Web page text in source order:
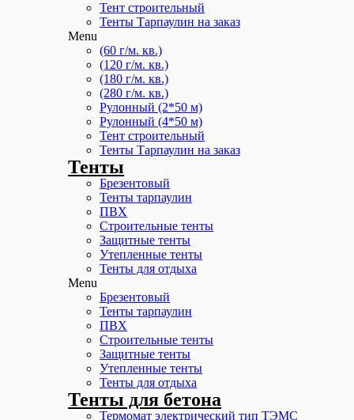
Тент строительный
Тенты Тарпаулин на заказ
Menu
(60 г/м. кв.)
(120 г/м. кв.)
(180 г/м. кв.)
(280 г/м. кв.)
Рулонный (2*50 м)
Рулонный (4*50 м)
Тент строительный
Тенты Тарпаулин на заказ
Тенты
Брезентовый
Тенты тарпаулин
ПВХ
Строительные тенты
Защитные тенты
Утепленные тенты
Тенты для отдыха
Menu
Брезентовый
Тенты тарпаулин
ПВХ
Строительные тенты
Защитные тенты
Утепленные тенты
Тенты для отдыха
Тенты для бетона
Термомат электрический тип ТЭМС